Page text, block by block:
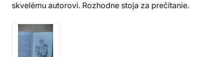
skvelému autorovi. Rozhodne stoja za prečítanie.